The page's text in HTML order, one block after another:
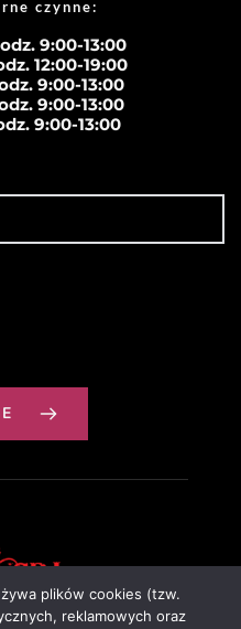
czynne:
9:00-13:00
godz. 12:00-19:00
9:00-13:00
9:00-13:00
9:00-13:00
plików cookies (tzw.
reklamowych oraz